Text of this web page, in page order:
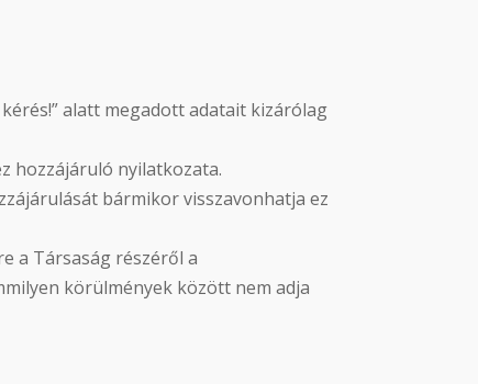
alatt megadott adatait kizárólag
hozzájáruló nyilatkozata.
bármikor visszavonhatja ez
a Társaság részéről a
körülmények között nem adja